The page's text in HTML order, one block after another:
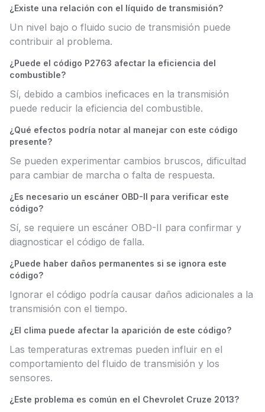
¿Existe una relación con el líquido de transmisión?
Un nivel bajo o fluido sucio de transmisión puede
contribuir al problema.
¿Puede el código P2763 afectar la eficiencia del
combustible?
Sí, debido a cambios ineficaces en la transmisión
puede reducir la eficiencia del combustible.
¿Qué efectos podría notar al manejar con este código
presente?
Se pueden experimentar cambios bruscos, dificultad
para cambiar de marcha o falta de respuesta.
¿Es necesario un escáner OBD-II para verificar este
código?
Sí, se requiere un escáner OBD-II para confirmar y
diagnosticar el código de falla.
¿Puede haber daños permanentes si se ignora este
código?
Ignorar el código podría causar daños adicionales a la
transmisión con el tiempo.
¿El clima puede afectar la aparición de este código?
Las temperaturas extremas pueden influir en el
comportamiento del fluido de transmisión y los
sensores.
¿Este problema es común en el Chevrolet Cruze 2013?